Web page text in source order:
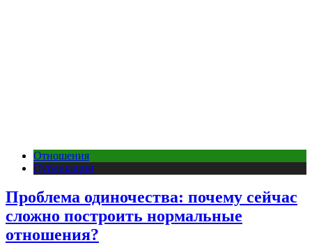
Отношения
Публикации
Проблема одиночества: почему сейчас
сложно построить нормальные
отношения?